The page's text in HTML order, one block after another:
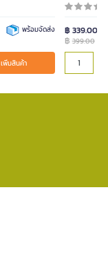
พร้อมจัดส่ง
เพิ่มสินค้า
฿ 339.00
฿399.00